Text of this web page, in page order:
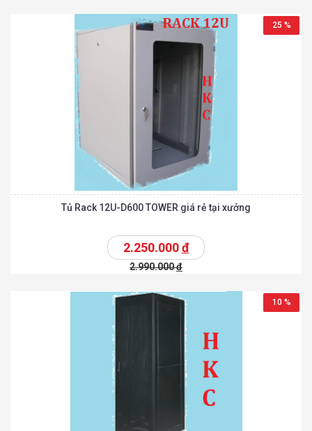
25 %
Tủ Rack 12U-D600 TOWER giá rẻ tại xưởng
2.250.000đ
2.990.000đ
10 %